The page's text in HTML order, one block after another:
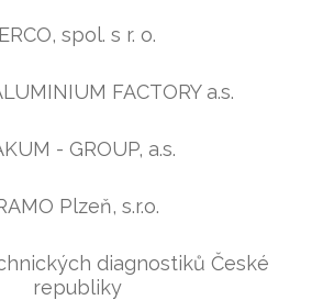
ERCO, spol. s r. o.
FACTORY a.s.
- GROUP, a.s.
Plzeň, s.r.o.
diagnostiků České
republiky